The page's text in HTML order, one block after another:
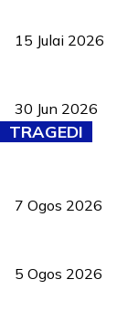
15 Julai 2026
30 Jun 2026
TRAGEDI
7 Ogos 2026
5 Ogos 2026